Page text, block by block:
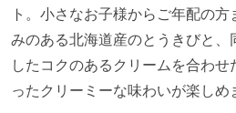
ト。小さなお子様からご年配の
みのある北海道産のとうきびと
したコクのあるクリームを合わせ
ったクリーミーな味わいが楽しめ